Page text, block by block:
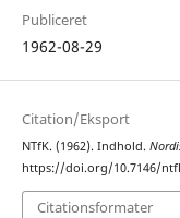
Publiceret
1962-08-29
Citation/Eksport
NTfK. (1962). Indhold.
https://doi.org/10.7146/
Citationsformater